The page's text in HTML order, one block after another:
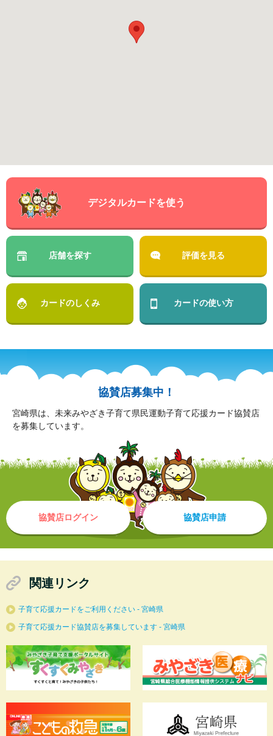
デジタルカードを使う
店舗を探す 評価を見る
カードのしくみ カードの使い方
協賛店募集中！
宮崎県は、未来みやざき子育て県民運動子育て応援カード協賛店
を募集しています。
協賛店ログイン 協賛店申請
関連リンク
子育て応援カードをご利用ください - 宮崎県
子育て応援カード協賛店を募集しています - 宮崎県